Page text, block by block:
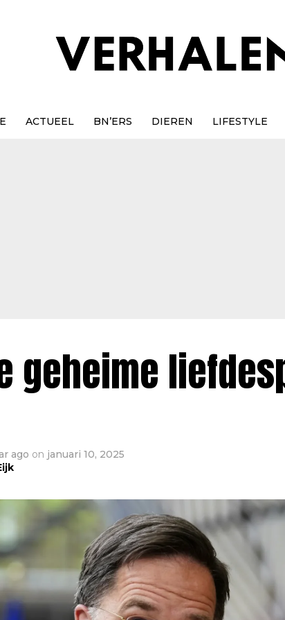
ACTUEEL BN’ERS DIEREN LIFESTYLE
geheime
ago on januari 10, 2025